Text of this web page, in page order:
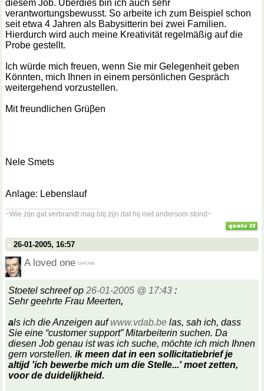
diesem Job. Überdies bin ich auch sehr
verantwortungsbewusst. So arbeite ich zum Beispiel schon
seit etwa 4 Jahren als Babysitterin bei zwei Familien.
Hierdurch wird auch meine Kreativität regelmäßig auf die
Probe gestellt.
Ich würde mich freuen, wenn Sie mir Gelegenheit geben
Könnten, mich Ihnen in einem persönlichen Gespräch
weitergehend vorzustellen.
Mit freundlichen Grüβen
Nele Smets
Anlage: Lebenslauf
~Wie zijn gat verbrandt mag blij zijn dat hij niet andersom stond~
26-01-2005, 16:57
A loved one
Stoetel schreef op 26-01-2005 @ 17:43 :
Sehr geehrte Frau Meerten,
als ich die Anzeigen aufwww.vdab.be las, sah ich, dass
Sie eine “customer support” Mitarbeiterin suchen. Da
diesen Job genau ist was ich suche, möchte ich mich Ihnen
gern vorstellen. ik meen dat in een sollicitatiebrief je
altijd 'ich bewerbe mich um die Stelle...' moet zetten,
voor de duidelijkheid.